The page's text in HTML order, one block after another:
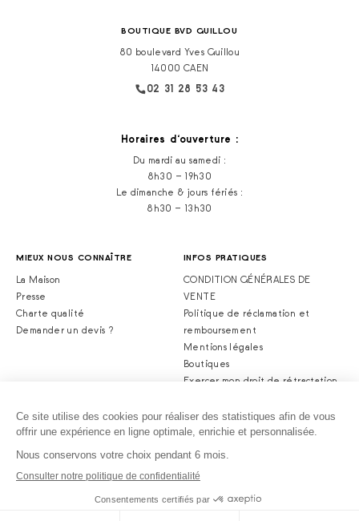
BOUTIQUE BVD GUILLOU
80 boulevard Yves Guillou
14000 CAEN
02 31 28 53 43
Horaires d‘ouverture :
Du mardi au samedi :
8h30 – 19h30
Le dimanche & jours fériés :
8h30 – 13h30
MIEUX NOUS CONNAÎTRE
La Maison
Presse
Charte qualité
Demander un devis ?
INFOS PRATIQUES
CONDITION GÉNÉRALES DE
VENTE
Politique de réclamation et
remboursement
Mentions légales
Boutiques
Exercer mon droit de rétractation